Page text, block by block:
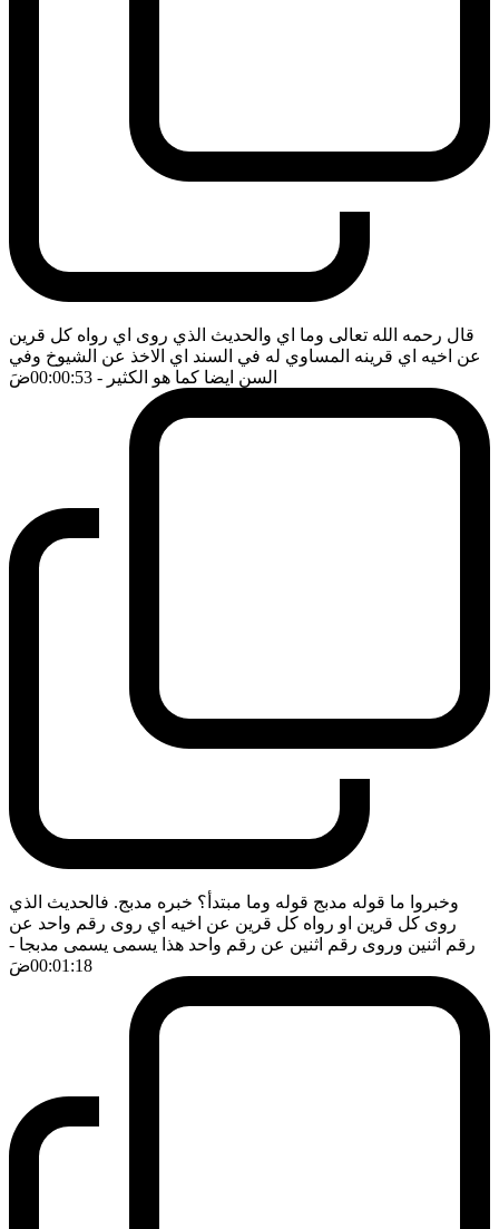
قال رحمه الله تعالى وما اي والحديث الذي روى اي رواه كل قرين
عن اخيه اي قرينه المساوي له في السند اي الاخذ عن الشيوخ وفي
السن ايضا كما هو الكثير - 00:00:53 ضَ
وخبروا ما قوله مدبج قوله وما مبتدأ؟ خبره مدبج. فالحديث الذي
روى كل قرين او رواه كل قرين عن اخيه اي روى رقم واحد عن
رقم اثنين وروى رقم اثنين عن رقم واحد هذا يسمى يسمى مدبجا -
00:01:18ضَ